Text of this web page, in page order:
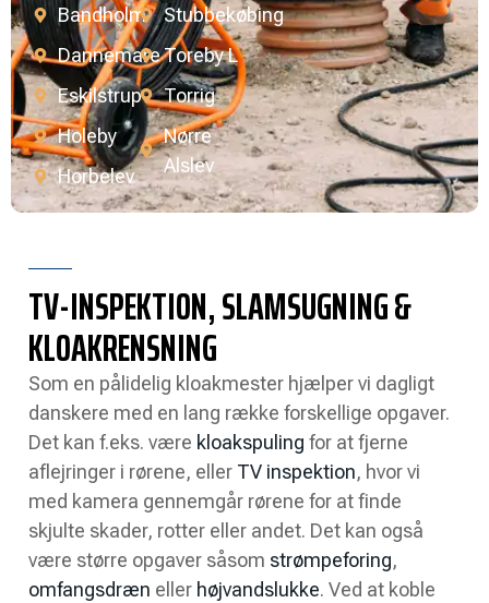
Bandholm
Dannemare
Eskilstrup
Holeby
Horbelev
Stubbekøbing
Toreby L
Torrig
Nørre
Alslev
TV-INSPEKTION, SLAMSUGNING &
KLOAKRENSNING
Som en pålidelig kloakmester hjælper vi dagligt
danskere med en lang række forskellige opgaver.
Det kan f.eks. være kloakspuling for at fjerne
aflejringer i rørene, eller TV inspektion, hvor vi
med kamera gennemgår rørene for at finde
skjulte skader, rotter eller andet. Det kan også
være større opgaver såsom strømpeforing,
omfangsdræn eller højvandslukke. Ved at koble